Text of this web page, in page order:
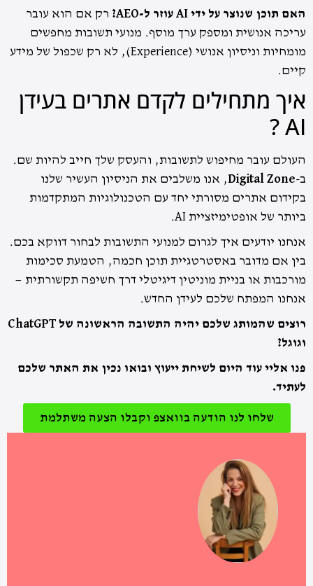
האם תוכן שנוצר על ידי AI עוזר ל-AEO?
רק אם הוא עובר
עריכה אנושית ומספק ערך מוסף. מנועי תשובות מחפשים
מומחיות וניסיון אנושי (Experience), לא רק שכפול של מידע
קיים.
איך מתחילים לקדם אתרים בעידן
AI ?
העולם עובר מחיפוש לתשובות, והעסק שלך חייב להיות שם.
ב-Digital Zone, אנו משלבים את הניסיון העשיר שלנו
בקידום אתרים מסורתי יחד עם הטכנולוגיות המתקדמות
ביותר של אופטימיזציית AI.
אנחנו יודעים איך לגרום למנועי התשובות לבחור דווקא בכם.
בין אם מדובר באסטרטגיית תוכן חכמה, הטמעת סכימות
מורכבות או בניית מוניטין דיגיטלי דרך חשיפה תקשורתית —
אנחנו המפתח שלכם לעידן החדש.
רוצים שהמותג שלכם יהיה התשובה הראשונה של ChatGPT
וגוגל?
פנו אליי עוד היום לשיחת ייעוץ ובואו נכין את האתר שלכם
לעתיד.
שלחו לנו הודעה בוואצפ וקבלו הצעה משתלמת